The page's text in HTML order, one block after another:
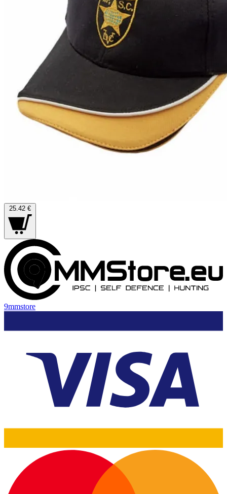
25.42 €
9mmstore